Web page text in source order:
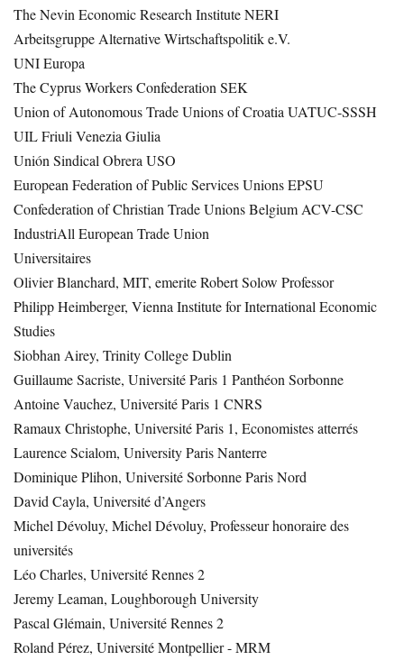
The Nevin Economic Research Institute NERI
Arbeitsgruppe Alternative Wirtschaftspolitik e.V.
UNI Europa
The Cyprus Workers Confederation SEK
Union of Autonomous Trade Unions of Croatia UATUC-SSSH
UIL Friuli Venezia Giulia
Unión Sindical Obrera USO
European Federation of Public Services Unions EPSU
Confederation of Christian Trade Unions Belgium ACV-CSC
IndustriAll European Trade Union
Universitaires
Olivier Blanchard, MIT, emerite Robert Solow Professor
Philipp Heimberger, Vienna Institute for International Economic
Studies
Siobhan Airey, Trinity College Dublin
Guillaume Sacriste, Université Paris 1 Panthéon Sorbonne
Antoine Vauchez, Université Paris 1 CNRS
Ramaux Christophe, Université Paris 1, Economistes atterrés
Laurence Scialom, University Paris Nanterre
Dominique Plihon, Université Sorbonne Paris Nord
David Cayla, Université d’Angers
Michel Dévoluy, Michel Dévoluy, Professeur honoraire des
universités
Léo Charles, Université Rennes 2
Jeremy Leaman, Loughborough University
Pascal Glémain, Université Rennes 2
Roland Pérez, Université Montpellier - MRM